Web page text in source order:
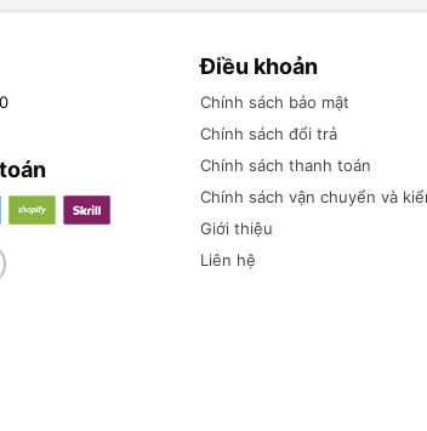
Điều khoản
Chính sách bảo mật
Chính sách đổi trả
Chính sách thanh toán
Chính sách vận chuyển và
Giới thiệu
Liên hệ